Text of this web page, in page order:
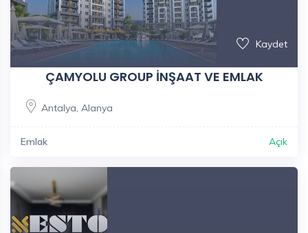
Kaydet
ÇAMYOLU GROUP İNŞAAT VE EMLAK
Antalya, Alanya
Emlak Açık